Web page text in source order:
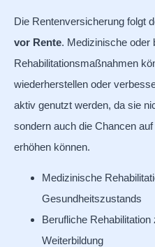
Die Rentenversicherung folgt
vor Rente. Medizinische oder
Rehabilitationsmaßnahmen
wiederherstellen oder
aktiv genutzt werden, da sie
sondern auch die Chancen
erhöhen können.
Medizinische
Gesundheitszustands
Berufliche
Weiterbildung